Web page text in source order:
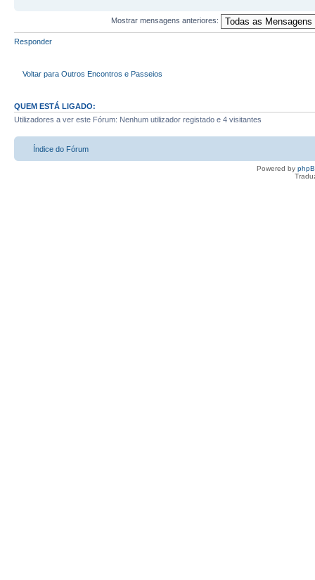
Mostrar mensagens anteriores:
Responder
Voltar para Outros Encontros e Passeios
QUEM ESTÁ LIGADO:
Utilizadores a ver este Fórum: Nenhum utilizador registado e 4 visitantes
Índice do Fórum
Powered by